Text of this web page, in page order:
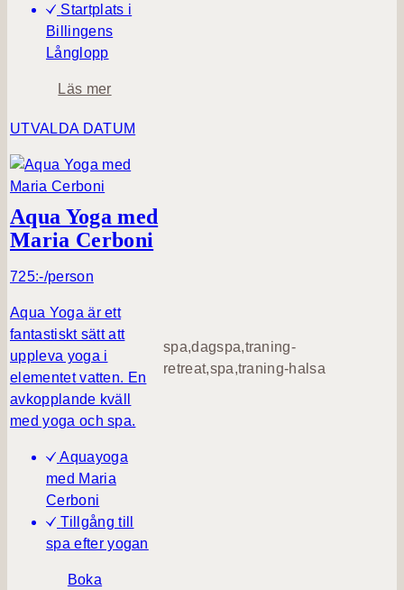
e
d
r
a
C
b
o
Startplats i
Billingens
Långlopp
Läs mero
B
l
i
n
n
n
o
p
UTVALDA DATUM
Aqua Yoga med
Maria Cerboni
725:-/person
Aqua Yoga är ett
fantastiskt sätt att
uppleva yoga i
elementet vatten. En
avkopplande kväll
med yoga och spa.
Aquayoga
med Maria
Cerboni
Tillgång till
spa efter yogan
Boka
spa,dagspa,traning-
retreat,spa,traning-halsa